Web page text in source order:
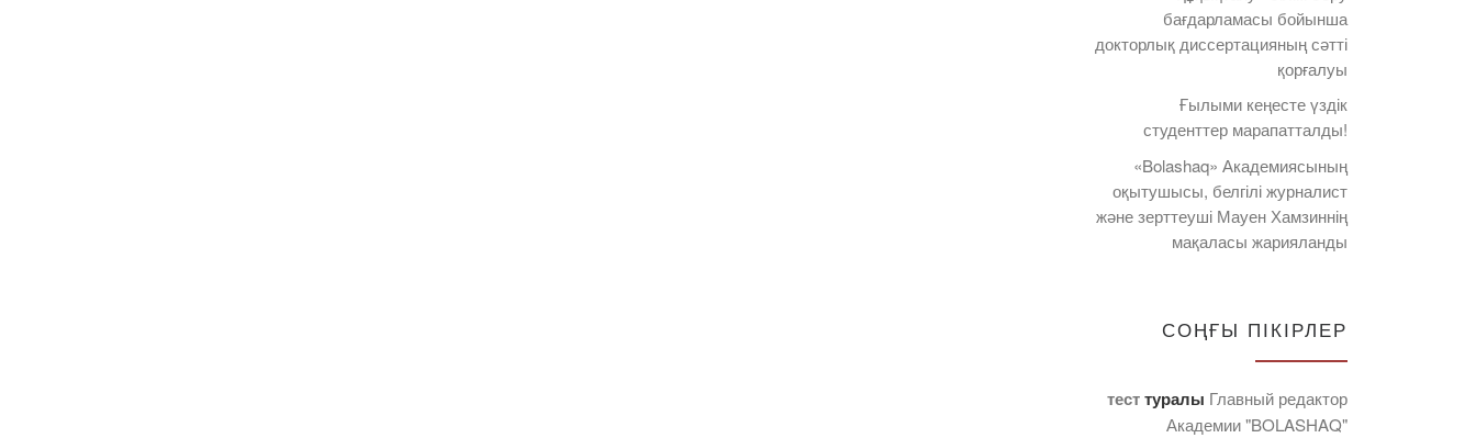
бағдарламасы бойынша
докторлық диссертацияның сәтті
қорғалуы
Ғылыми кеңесте үздік
студенттер марапатталды!
«Bolashaq» Академиясының
оқытушысы, белгілі журналист
және зерттеуші Мауен Хамзиннің
мақаласы жарияланды
СОҢҒЫ ПІКІРЛЕР
тесттуралы Главный редактор
Академии "BOLASHAQ"